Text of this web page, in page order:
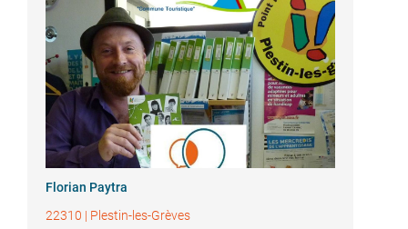
Florian Paytra
22310 | Plestin-les-Grèves